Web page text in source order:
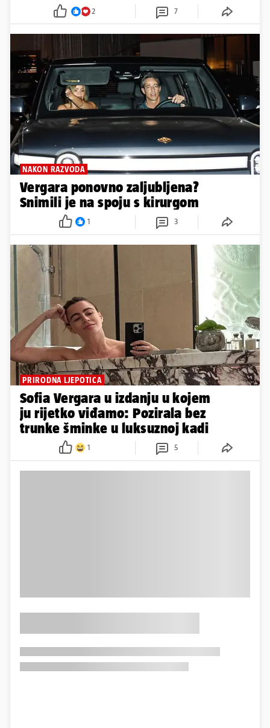
2 7
NAKON RAZVODA
Vergara ponovno zaljubljena?
Snimili je na spoju s kirurgom
1 3
PRIRODNA LJEPOTICA
Sofia Vergara u izdanju u kojem
ju rijetko viđamo: Pozirala bez
trunke šminke u luksuznoj kadi
1 5